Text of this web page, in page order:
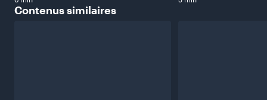
Contenussimilaires